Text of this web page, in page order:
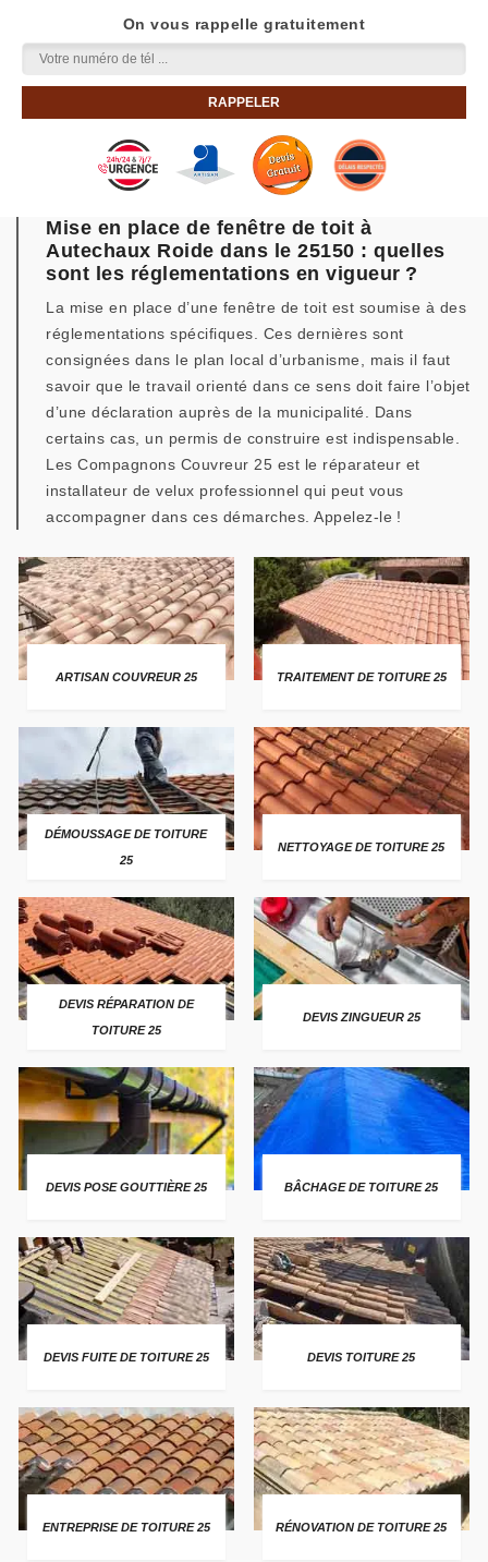
On vous rappelle gratuitement
Mise en place de fenêtre de toit à
Autechaux Roide dans le 25150 : quelles
sont les réglementations en vigueur ?
La mise en place d’une fenêtre de toit est soumise à des
réglementations spécifiques. Ces dernières sont
consignées dans le plan local d’urbanisme, mais il faut
savoir que le travail orienté dans ce sens doit faire l’objet
d’une déclaration auprès de la municipalité. Dans
certains cas, un permis de construire est indispensable.
Les Compagnons Couvreur 25 est le réparateur et
installateur de velux professionnel qui peut vous
accompagner dans ces démarches. Appelez-le !
ARTISAN COUVREUR 25 TRAITEMENT DE TOITURE 25
DÉMOUSSAGE DE TOITURE
25
NETTOYAGE DE TOITURE 25
DEVIS RÉPARATION DE
TOITURE 25
DEVIS ZINGUEUR 25
DEVIS POSE GOUTTIÈRE 25 BÂCHAGE DE TOITURE 25
DEVIS FUITE DE TOITURE 25 DEVIS TOITURE 25
ENTREPRISE DE TOITURE 25 RÉNOVATION DE TOITURE 25